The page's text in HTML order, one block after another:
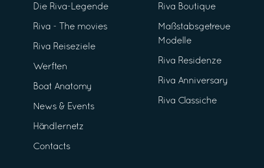
Die Riva-Legende
Riva - The movies
Riva Reiseziele
Werften
Boat Anatomy
News & Events
Händlernetz
Contacts
Riva Boutique
Maßstabsgetreue
Modelle
Riva Residenze
Riva Anniversary
Riva Classiche